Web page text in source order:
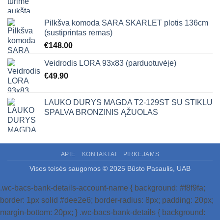
Pilkšva komoda SARA SKARLET plotis 136cm
(sustiprintas rėmas)
€148.00
Veidrodis LORA 93x83 (parduotuvėje)
€49.90
LAUKO DURYS MAGDA T2-129ST SU STIKLU
SPALVA BRONZINIS ĄŽUOLAS
APIE KONTAKTAI PIRKĖJAMS
Visos teisės saugomos © 2025 Būsto Pasaulis, UAB
.wc-bacs-bank-details-account-name { background: #f8f9fa;
border: 1px solid #dee2e6; border-radius: 8px; padding: 20px;
margin-bottom: 20px; } .wc-bacs-bank-details { background: